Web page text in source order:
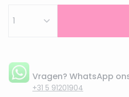
Vragen? WhatsApp
+31 5 91201904